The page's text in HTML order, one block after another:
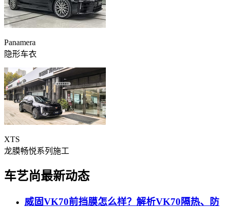
Panamera
隐形车衣
XTS
龙膜畅悦系列施工
车艺尚最新动态
威固VK70前挡膜怎么样？解析VK70隔热、防